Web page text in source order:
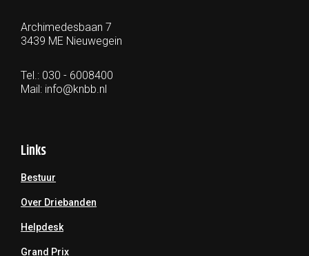
Archimedesbaan 7
3439 ME Nieuwegein
Tel.: 030 - 6008400
Mail: info@knbb.nl
Links
Bestuur
Over Driebanden
Helpdesk
Grand Prix